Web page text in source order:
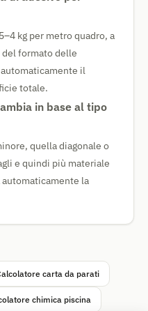
kg per metro quadro, a
formato delle
il
totale.
in base al tipo
quella diagonale o
e quindi più materiale
la
carta da parati
chimica piscina